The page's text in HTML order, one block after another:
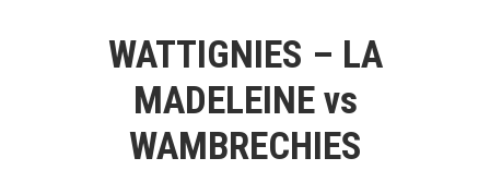
WATTIGNIES – LA
MADELEINE vs
WAMBRECHIES